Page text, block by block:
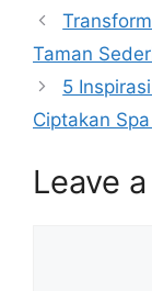
Taman
5
Ciptakan
Leave